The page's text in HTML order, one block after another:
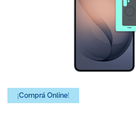
¡Comprá Online!